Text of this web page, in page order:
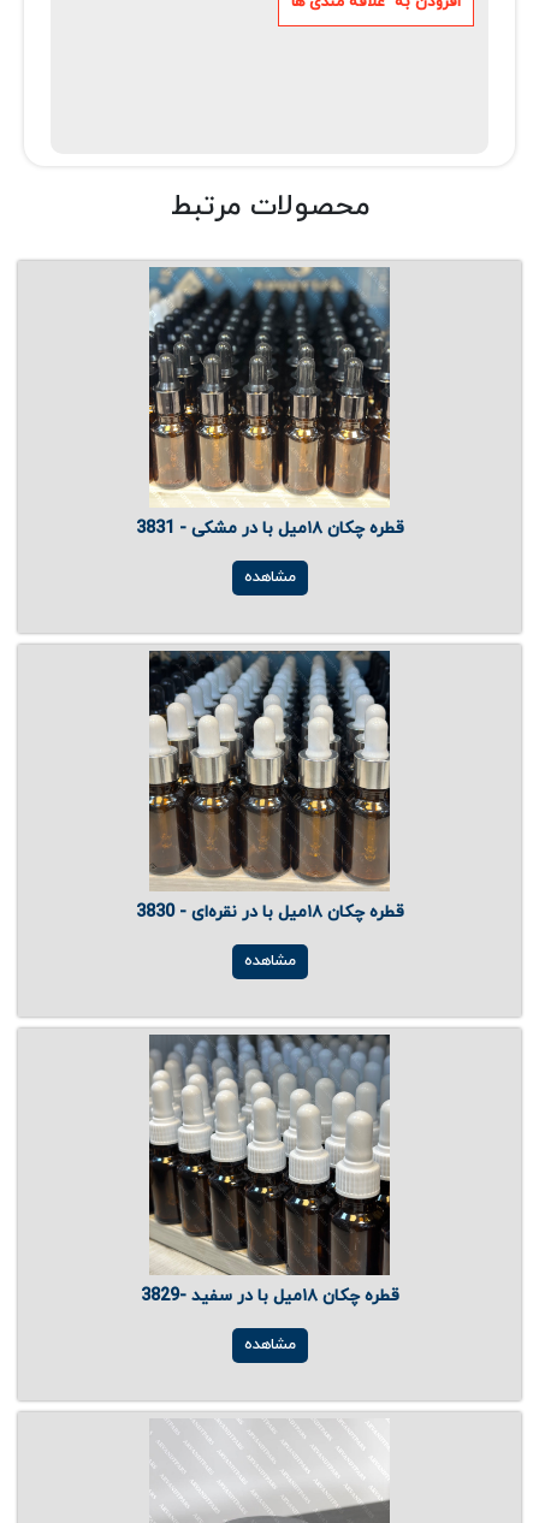
محصولات مرتبط
قطره چکان ۱۸میل با در مشکی - 3831
مشاهده
قطره چکان ۱۸میل با در نقره‌ای - 3830
مشاهده
قطره چکان ۱۸میل با در سفید -3829
مشاهده